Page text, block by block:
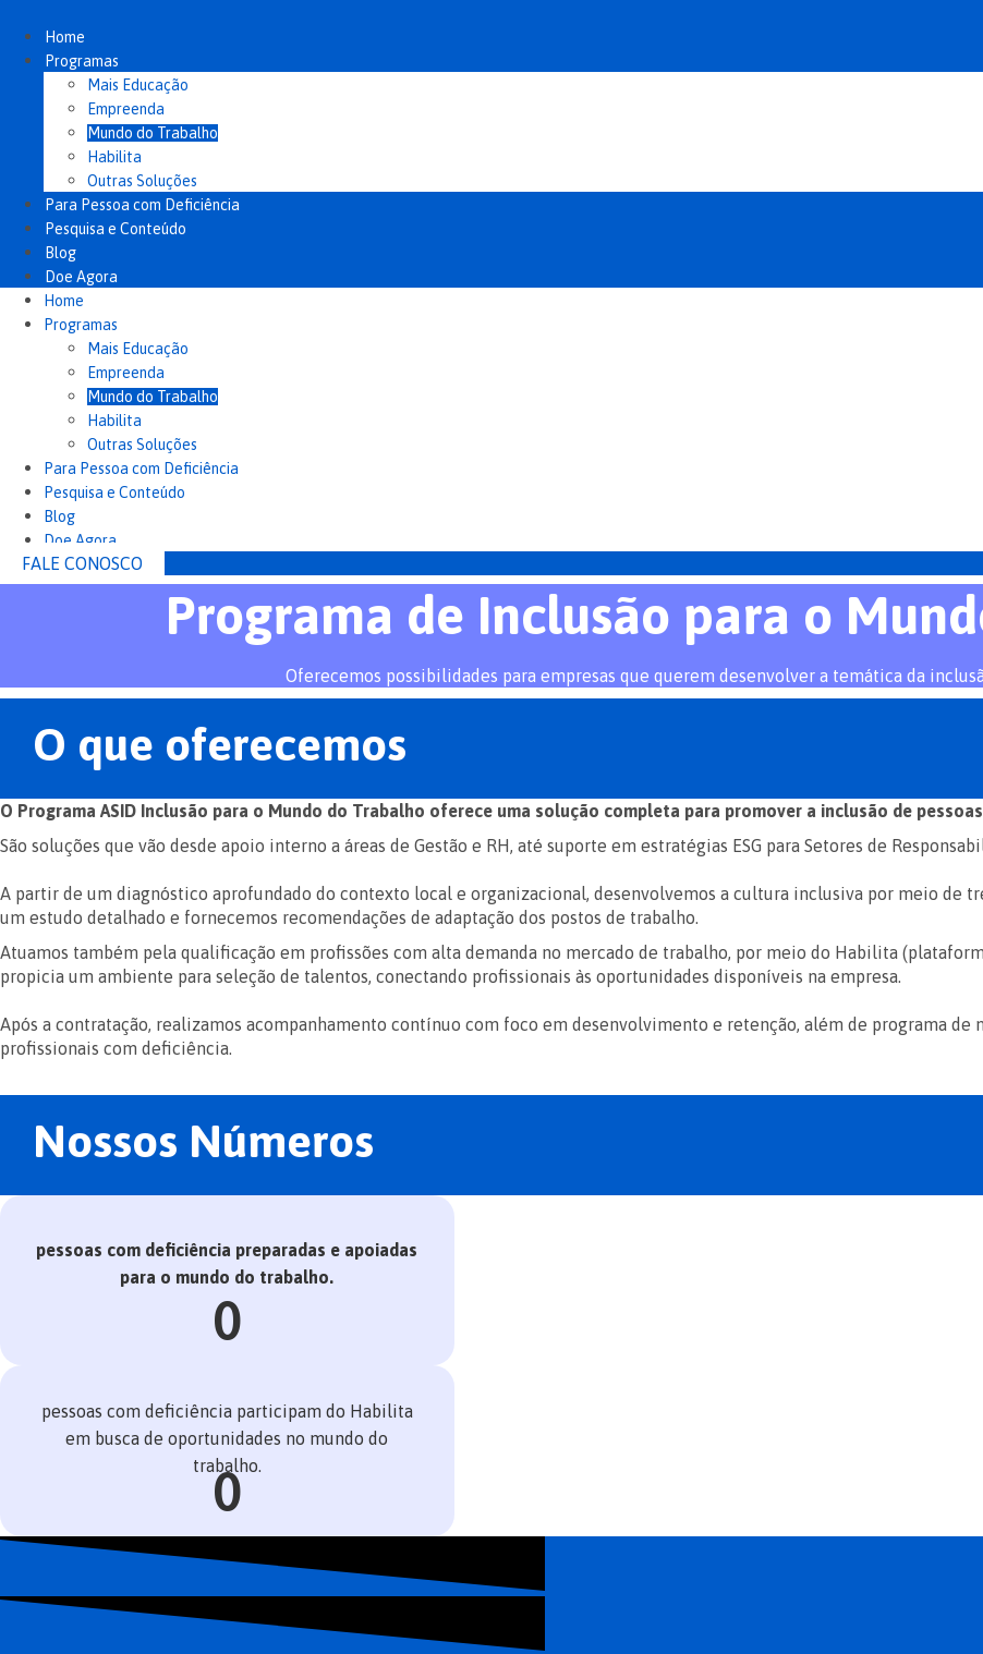
para
conteúdo
Home
Programas
Mais Educação
Empreenda
Mundo do Trabalho
Habilita
Outras Soluções
Para Pessoa com Deficiência
Pesquisa e Conteúdo
Blog
Doe Agora
Home
Programas
Mais Educação
Empreenda
Mundo do Trabalho
Habilita
Outras Soluções
Para Pessoa com Deficiência
Pesquisa e Conteúdo
Blog
Doe Agora
FALE CONOSCO
Programa de Inclusão para o
Oferecemos possibilidades para empresas que querem desenvolver a temática da
O que oferecemos
O Programa ASID Inclusão para o Mundo do Trabalho oferece uma solução completa para promover a inclusão de
São soluções que vão desde apoio interno a áreas de Gestão e RH, até suporte em estratégias ESG para Setores de
A partir de um diagnóstico aprofundado do contexto local e organizacional, desenvolvemos a cultura inclusiva por meio de
um estudo detalhado e fornecemos recomendações de adaptação dos postos de trabalho.
Atuamos também pela qualificação em profissões com alta demanda no mercado de trabalho, por meio do Habilita
propicia um ambiente para seleção de talentos, conectando profissionais às oportunidades disponíveis na empresa.
Após a contratação, realizamos acompanhamento contínuo com foco em desenvolvimento e retenção, além de programa
profissionais com deficiência.
Nossos Números
pessoas com deficiência preparadas e apoiadas
para o mundo do trabalho.
0
pessoas com deficiência participam do Habilita
em busca de oportunidades no mundo do
trabalho.
0